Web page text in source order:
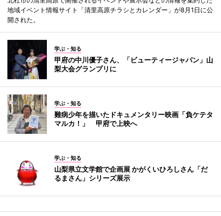
地域イベント情報サイト「清里高原チラシとカレンダー」が8月1日に公
開された。
学ぶ・知る
甲府の中川優子さん、「ビューティージャパン」山
梨大会グランプリに
学ぶ・知る
難病少年を描いたドキュメンタリー映画「負ケテタ
マルカ！」 甲府で上映へ
学ぶ・知る
山梨県立文学館で企画展 かがくいひろしさん「だ
るまさん」シリーズ展示